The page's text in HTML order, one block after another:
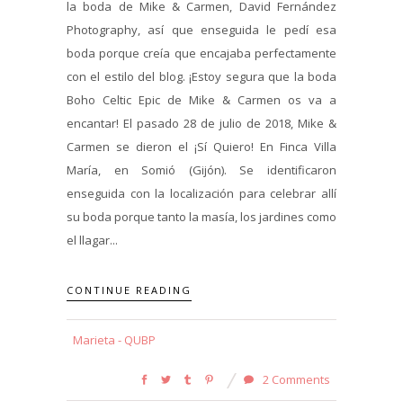
la boda de Mike & Carmen, David Fernández
Photography, así que enseguida le pedí esa
boda porque creía que encajaba perfectamente
con el estilo del blog. ¡Estoy segura que la boda
Boho Celtic Epic de Mike & Carmen os va a
encantar! El pasado 28 de julio de 2018, Mike &
Carmen se dieron el ¡Sí Quiero! En Finca Villa
María, en Somió (Gijón). Se identificaron
enseguida con la localización para celebrar allí
su boda porque tanto la masía, los jardines como
el llagar...
CONTINUE READING
Marieta - QUBP
2 Comments